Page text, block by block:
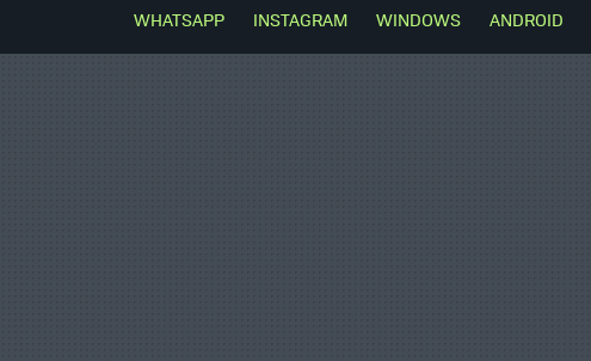
WHATSAPP INSTAGRAM WINDOWS ANDROID